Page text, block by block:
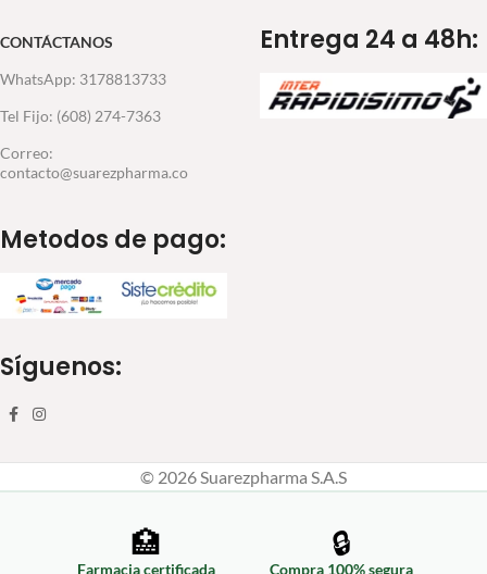
CONTÁCTANOS
WhatsApp: 3178813733
Tel Fijo: (608) 274-7363
Correo:
contacto@suarezpharma.co
Metodos de pago:
Entrega 24 a 48h:
Síguenos:
© 2026 Suarezpharma S.A.S
🏥
Farmacia certificada
🔒
Compra 100% segura